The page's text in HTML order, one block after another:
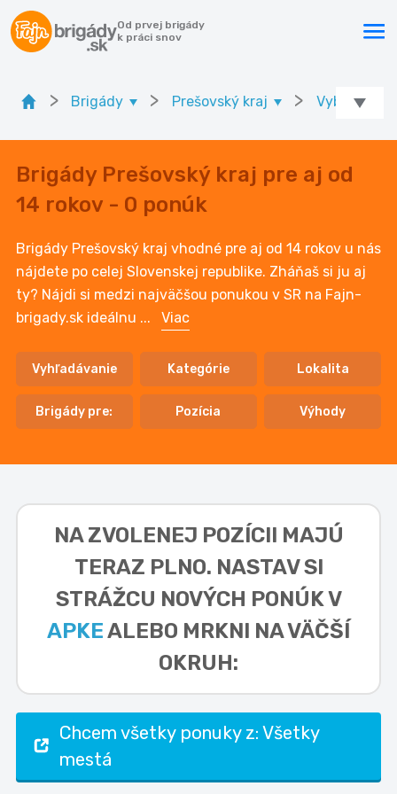
Od prvej brigády
k práci snov
> Brigády > Prešovský kraj > Vyberte
Brigády Prešovský kraj pre aj od
14 rokov - 0 ponúk
Brigády Prešovský kraj vhodné pre aj od 14 rokov u nás
nájdete po celej Slovenskej republike. Zháňaš si ju aj
ty? Nájdi si medzi najväčšou ponukou v SR na Fajn-
brigady.sk ideálnu ... Viac
Vyhľadávanie Kategórie Lokalita
Brigády pre: Pozícia Výhody
NA ZVOLENEJ POZÍCII MAJÚ
TERAZ PLNO. NASTAV SI
STRÁŽCU NOVÝCH PONÚK V
APKEALEBO MRKNI NA VÄČŠÍ
OKRUH:
Chcem všetky ponuky z: Všetky
mestá